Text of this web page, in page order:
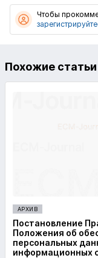
Чтобы
Похожие статьи
АРХИВ
Постановление
Положения об
персональных
информационных